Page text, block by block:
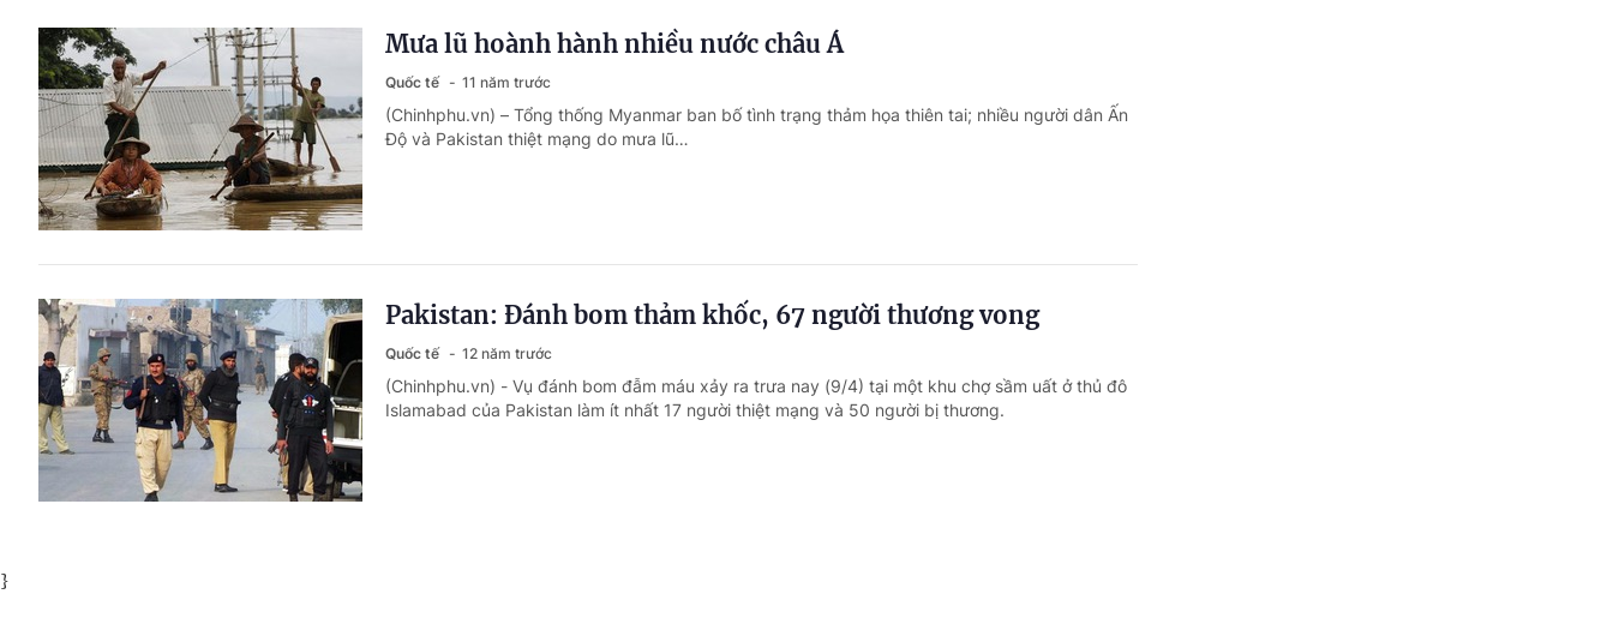
Mưa lũ hoành hành nhiều nước châu Á
Quốc tế 11 năm trước
(Chinhphu.vn) – Tổng thống Myanmar ban bố tình trạng thảm họa thiên tai; nhiều người dân Ấn
Độ và Pakistan thiệt mạng do mưa lũ…
Pakistan: Đánh bom thảm khốc, 67 người thương vong
Quốc tế 12 năm trước
(Chinhphu.vn) - Vụ đánh bom đẫm máu xảy ra trưa nay (9/4) tại một khu chợ sầm uất ở thủ đô
Islamabad của Pakistan làm ít nhất 17 người thiệt mạng và 50 người bị thương.
}